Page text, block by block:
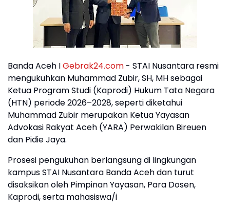
‎Banda Aceh IGebrak24.com - STAI Nusantara resmi
mengukuhkan Muhammad Zubir, SH, MH sebagai
Ketua Program Studi (Kaprodi) Hukum Tata Negara
(HTN) periode 2026–2028, seperti diketahui
Muhammad Zubir merupakan Ketua Yayasan
Advokasi Rakyat Aceh (YARA) Perwakilan Bireuen
dan Pidie Jaya.
‎Prosesi pengukuhan berlangsung di lingkungan
kampus STAI Nusantara Banda Aceh dan turut
disaksikan oleh Pimpinan Yayasan, Para Dosen,
Kaprodi, serta mahasiswa/i